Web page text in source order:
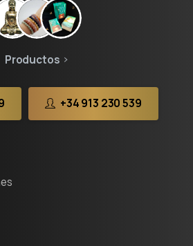
Productos
+34 913 230 539